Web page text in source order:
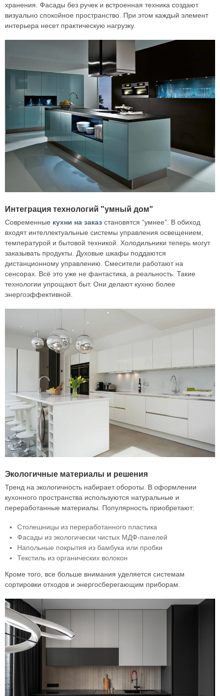
хранения. Фасады без ручек и встроенная техника создают
визуально спокойное пространство. При этом каждый элемент
интерьера несет практическую нагрузку.
Интеграция технологий "умный дом"
Современные кухни на заказ становятся “умнее”. В обиход
входят интеллектуальные системы управления освещением,
температурой и бытовой техникой. Холодильники теперь могут
заказывать продукты. Духовые шкафы поддаются
дистанционному управлению. Смесители работают на
сенсорах. Всё это уже не фантастика, а реальность. Такие
технологии упрощают быт. Они делают кухню более
энергоэффективной.
Экологичные материалы и решения
Тренд на экологичность набирает обороты. В оформлении
кухонного пространства используются натуральные и
переработанные материалы. Популярность приобретают:
Столешницы из переработанного пластика
Фасады из экологически чистых МДФ-панелей
Напольные покрытия из бамбука или пробки
Текстиль из органических волокон
Кроме того, все больше внимания уделяется системам
сортировки отходов и энергосберегающим приборам.